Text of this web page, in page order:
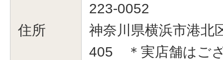
住所
223-0052
神奈川県横浜市港北
405 ＊実店舗はご